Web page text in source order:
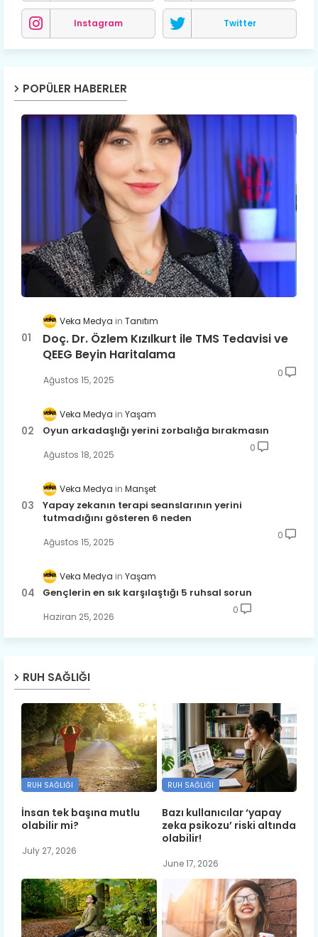
Instagram Twitter
POPÜLER HABERLER
Veka Medya Tanıtım
Doç. Dr. Özlem Kızılkurt ile TMS Tedavisi ve
QEEG Beyin Haritalama
Ağustos 15, 2025
0
Veka Medya Yaşam
Oyun arkadaşlığı yerini zorbalığa bırakmasın
Ağustos 18, 2025
0
Veka Medya Manşet
Yapay zekanın terapi seanslarının yerini
tutmadığını gösteren 6 neden
Ağustos 15, 2025
0
Veka Medya Yaşam
Gençlerin en sık karşılaştığı 5 ruhsal sorun
Haziran 25, 2026
0
RUH SAĞLIĞI
RUH SAĞLIĞI
İnsan tek başına mutlu
olabilir mi?
July 27, 2026
RUH SAĞLIĞI
Bazı kullanıcılar ‘yapay
zeka psikozu’ riski altında
olabilir!
June 17, 2026